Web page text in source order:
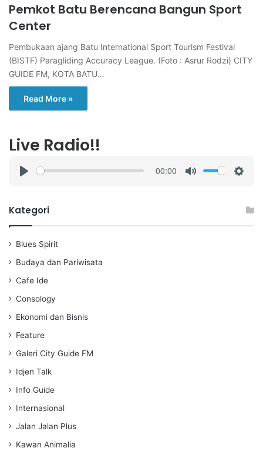
Pemkot Batu Berencana Bangun Sport
Center
Pembukaan ajang Batu International Sport Tourism Festival
(BISTF) Paragliding Accuracy League. (Foto : Asrur Rodzi) CITY
GUIDE FM, KOTA BATU…
Read More »
Live Radio!!
a
00:00
Kategori
Blues Spirit
Budaya dan Pariwisata
Cafe Ide
Consology
Ekonomi dan Bisnis
Feature
Galeri City Guide FM
Idjen Talk
Info Guide
Internasional
Jalan Jalan Plus
Kawan Animalia